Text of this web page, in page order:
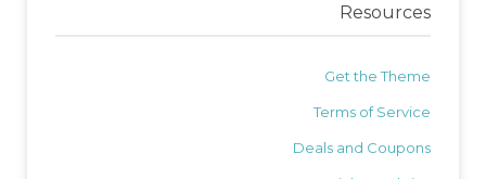
Resources
Get the Theme
Terms of Service
Deals and Coupons